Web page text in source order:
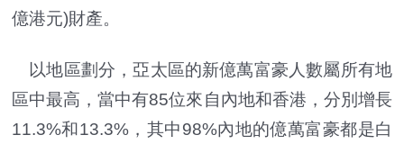
億港元)財產。
以地區劃分，亞太區的新億萬富豪人數屬所有地
區中最高，當中有85位來自內地和香港，分別增長
11.3%和13.3%，其中98%內地的億萬富豪都是白